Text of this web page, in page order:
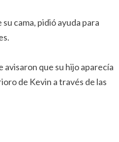
cama, pidió ayuda para
que su hijo aparecía
de Kevin a través de las